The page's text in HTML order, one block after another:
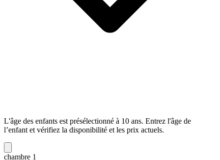
L'âge des enfants est présélectionné à 10 ans. Entrez l'âge de
l’enfant et vérifiez la disponibilité et les prix actuels.
chambre 1